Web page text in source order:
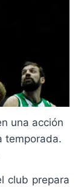
una acción
temporada.
club prepara